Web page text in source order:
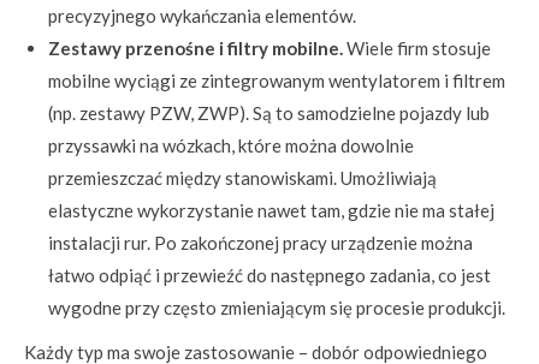
precyzyjnego wykańczania elementów.
Zestawy przenośne i filtry mobilne. Wiele firm stosuje
mobilne wyciągi ze zintegrowanym wentylatorem i filtrem
(np. zestawy PZW, ZWP). Są to samodzielne pojazdy lub
przyssawki na wózkach, które można dowolnie
przemieszczać między stanowiskami. Umożliwiają
elastyczne wykorzystanie nawet tam, gdzie nie ma stałej
instalacji rur. Po zakończonej pracy urządzenie można
łatwo odpiąć i przewieźć do następnego zadania, co jest
wygodne przy często zmieniającym się procesie produkcji.
Każdy typ ma swoje zastosowanie – dobór odpowiedniego